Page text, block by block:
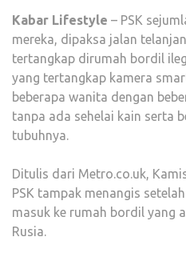
Kabar Lifestyle – PSK
mereka, dipaksa jalan
tertangkap dirumah bordil
yang tertangkap kamera
beberapa wanita dengan
tanpa ada sehelai kain serta
tubuhnya.
Ditulis dari Metro.co.uk,
PSK tampak menangis
masuk ke rumah bordil yang
Rusia.